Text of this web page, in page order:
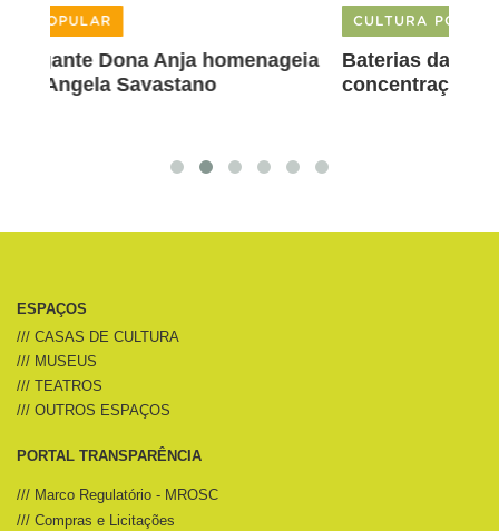
Baterias das escolas de samba animam
concentração do Pirô Piraquara
ESPAÇOS
/// CASAS DE CULTURA
/// MUSEUS
/// TEATROS
/// OUTROS ESPAÇOS
PORTAL TRANSPARÊNCIA
/// Marco Regulatório - MROSC
/// Compras e Licitações